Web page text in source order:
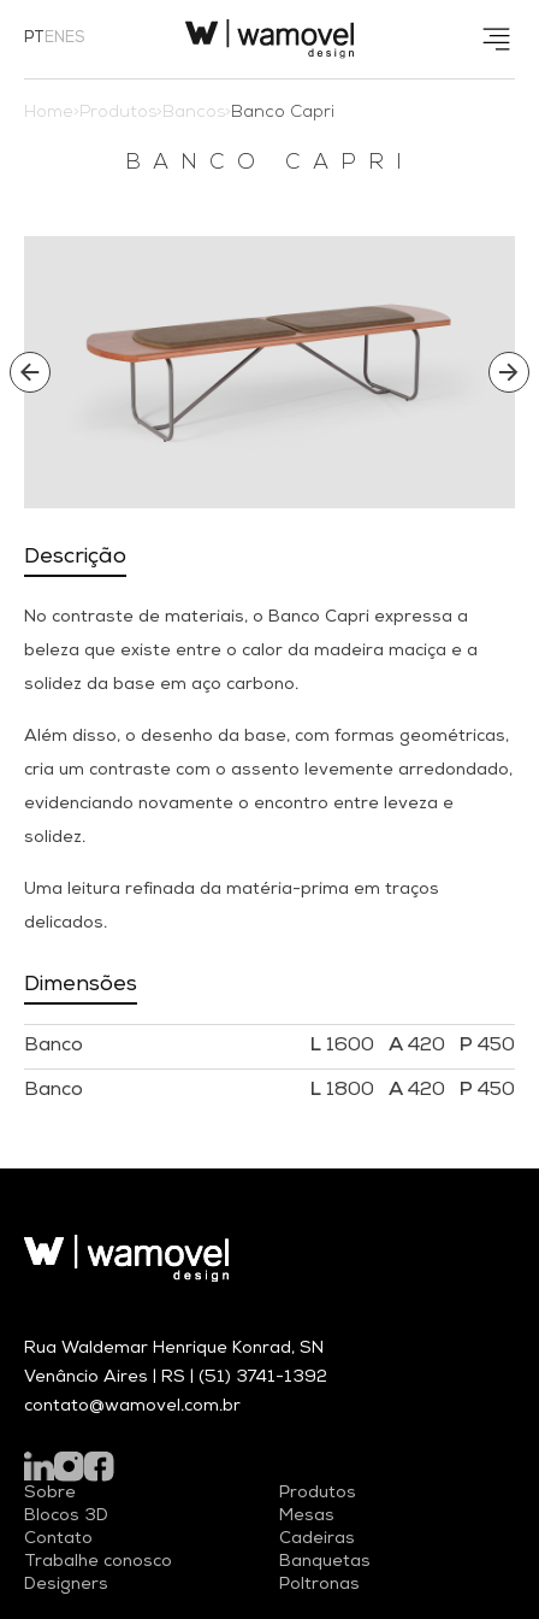
PT EN ES
Home>Produtos>Bancos>Banco Capri
BANCO CAPRI
Descrição
No contraste de materiais, o Banco Capri expressa a
beleza que existe entre o calor da madeira maciça e a
solidez da base em aço carbono.
Além disso, o desenho da base, com formas geométricas,
cria um contraste com o assento levemente arredondado,
evidenciando novamente o encontro entre leveza e
solidez.
Uma leitura refinada da matéria-prima em traços
delicados.
Dimensões
Banco 1600 420 450
Banco 1800 420 450
Rua Waldemar Henrique Konrad, SN
Venâncio Aires | RS | (51) 3741-1392
contato@wamovel.com.br
Sobre
Blocos 3D
Contato
Trabalhe conosco
Designers
Produtos
Mesas
Cadeiras
Banquetas
Poltronas